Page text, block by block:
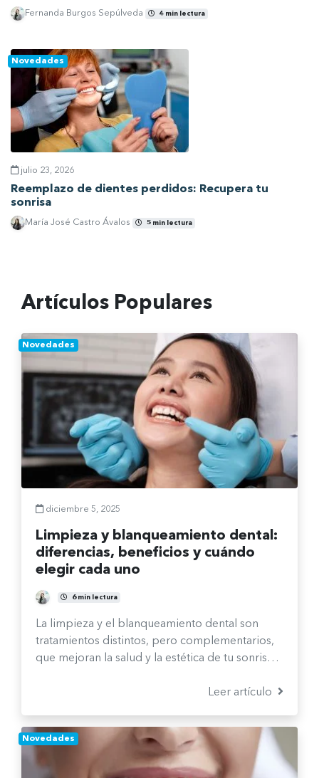
Fernanda Burgos Sepúlveda 4 min lectura
Novedades
julio 23, 2026
Reemplazo de dientes perdidos: Recupera tu
sonrisa
María José Castro Ávalos 5 min lectura
Artículos Populares
Novedades
diciembre 5, 2025
Limpieza y blanqueamiento dental:
diferencias, beneficios y cuándo
elegir cada uno
Fernanda Burgos Sepúlveda
6 min lectura
La limpieza y el blanqueamiento dental son
tratamientos distintos, pero complementarios,
que mejoran la salud y la estética de tu sonrisa.
diferencian, qué beneficios ofrece cada uno y
tratamiento adecuado según tus necesidades.
Leer artículo
Novedades